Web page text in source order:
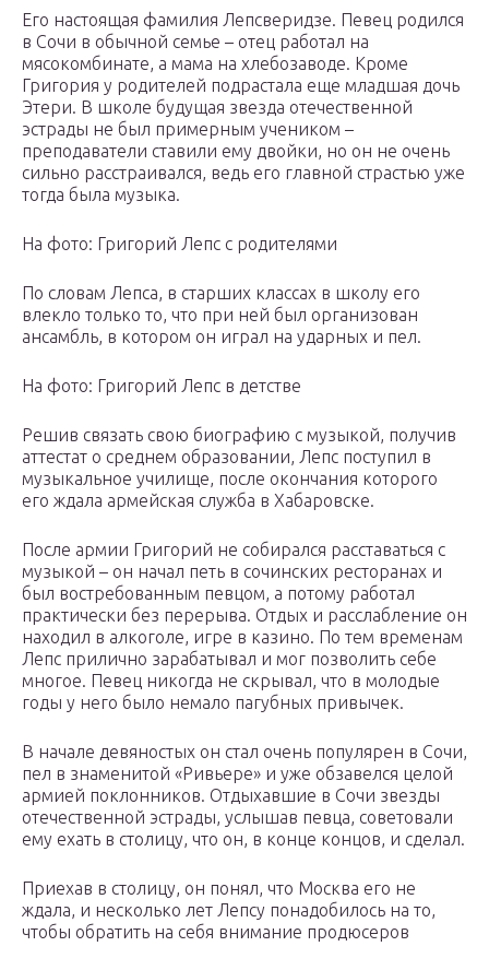
Его настоящая фамилия Лепсверидзе. Певец родился
в Сочи в обычной семье – отец работал на
мясокомбинате, а мама на хлебозаводе. Кроме
Григория у родителей подрастала еще младшая дочь
Этери. В школе будущая звезда отечественной
эстрады не был примерным учеником –
преподаватели ставили ему двойки, но он не очень
сильно расстраивался, ведь его главной страстью уже
тогда была музыка.
На фото: Григорий Лепс с родителями
По словам Лепса, в старших классах в школу его
влекло только то, что при ней был организован
ансамбль, в котором он играл на ударных и пел.
На фото: Григорий Лепс в детстве
Решив связать свою биографию с музыкой, получив
аттестат о среднем образовании, Лепс поступил в
музыкальное училище, после окончания которого
его ждала армейская служба в Хабаровске.
После армии Григорий не собирался расставаться с
музыкой – он начал петь в сочинских ресторанах и
был востребованным певцом, а потому работал
практически без перерыва. Отдых и расслабление он
находил в алкоголе, игре в казино. По тем временам
Лепс прилично зарабатывал и мог позволить себе
многое. Певец никогда не скрывал, что в молодые
годы у него было немало пагубных привычек.
В начале девяностых он стал очень популярен в Сочи,
пел в знаменитой «Ривьере» и уже обзавелся целой
армией поклонников. Отдыхавшие в Сочи звезды
отечественной эстрады, услышав певца, советовали
ему ехать в столицу, что он, в конце концов, и сделал.
Приехав в столицу, он понял, что Москва его не
ждала, и несколько лет Лепсу понадобилось на то,
чтобы обратить на себя внимание продюсеров